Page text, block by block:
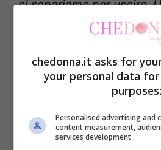
ci separiamo per uscire.
+ che volentieri”.
Nel corso dell’intervista
parole gentili ad
“Vi sorprenderò ma il
chedonna.it asks for
your personal data
purposes:
Personalised advertising and
content measurement,
services development